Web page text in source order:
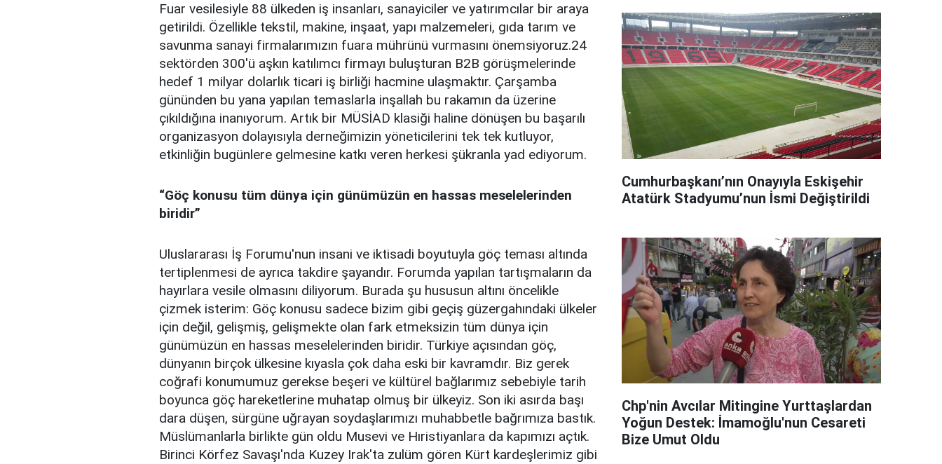
Fuar vesilesiyle 88 ülkeden iş insanları, sanayiciler ve yatırımcılar bir araya
getirildi. Özellikle tekstil, makine, inşaat, yapı malzemeleri, gıda tarım ve
savunma sanayi firmalarımızın fuara mührünü vurmasını önemsiyoruz.24
sektörden 300'ü aşkın katılımcı firmayı buluşturan B2B görüşmelerinde
hedef 1 milyar dolarlık ticari iş birliği hacmine ulaşmaktır. Çarşamba
gününden bu yana yapılan temaslarla inşallah bu rakamın da üzerine
çıkıldığına inanıyorum. Artık bir MÜSİAD klasiği haline dönüşen bu başarılı
organizasyon dolayısıyla derneğimizin yöneticilerini tek tek kutluyor,
etkinliğin bugünlere gelmesine katkı veren herkesi şükranla yad ediyorum.
“Göç konusu tüm dünya için günümüzün en hassas meselelerinden
biridir”
Uluslararası İş Forumu'nun insani ve iktisadi boyutuyla göç teması altında
tertiplenmesi de ayrıca takdire şayandır. Forumda yapılan tartışmaların da
hayırlara vesile olmasını diliyorum. Burada şu hususun altını öncelikle
çizmek isterim: Göç konusu sadece bizim gibi geçiş güzergahındaki ülkeler
için değil, gelişmiş, gelişmekte olan fark etmeksizin tüm dünya için
günümüzün en hassas meselelerinden biridir. Türkiye açısından göç,
dünyanın birçok ülkesine kıyasla çok daha eski bir kavramdır. Biz gerek
coğrafi konumumuz gerekse beşeri ve kültürel bağlarımız sebebiyle tarih
boyunca göç hareketlerine muhatap olmuş bir ülkeyiz. Son iki asırda başı
dara düşen, sürgüne uğrayan soydaşlarımızı muhabbetle bağrımıza bastık.
Müslümanlarla birlikte gün oldu Musevi ve Hıristiyanlara da kapımızı açtık.
Birinci Körfez Savaşı'nda Kuzey Irak'ta zulüm gören Kürt kardeşlerimiz gibi
Cumhurbaşkanı’nın Onayıyla Eskişehir
Atatürk Stadyumu’nun İsmi Değiştirildi
Chp'nin Avcılar Mitingine Yurttaşlardan
Yoğun Destek: İmamoğlu'nun Cesareti
Bize Umut Oldu